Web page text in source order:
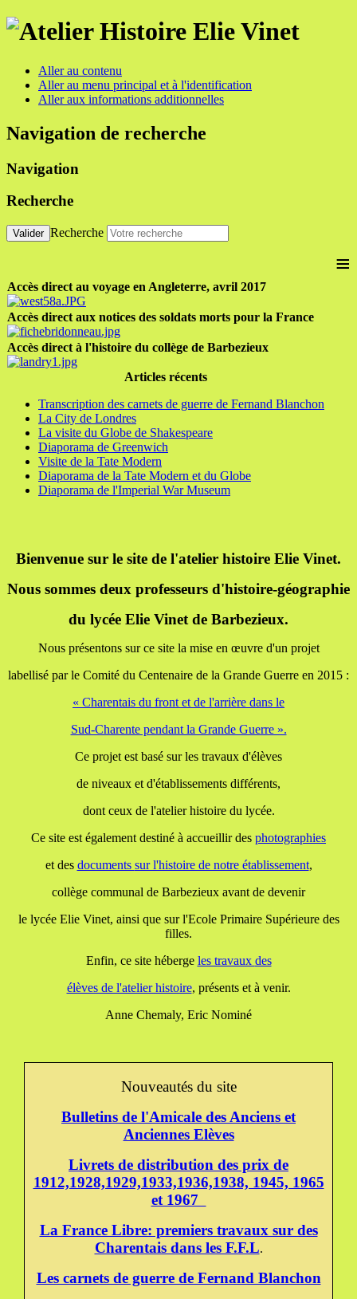
Aller au contenu
Aller au menu principal et à l'identification
Aller aux informations additionnelles
Navigation de recherche
Navigation
Recherche
Valider Recherche
≡
Accès direct au voyage en Angleterre, avril 2017
Accès direct aux notices des soldats morts pour la France
Accès direct à l'histoire du collège de Barbezieux
Articles récents
Transcription des carnets de guerre de Fernand Blanchon
La City de Londres
La visite du Globe de Shakespeare
Diaporama de Greenwich
Visite de la Tate Modern
Diaporama de la Tate Modern et du Globe
Diaporama de l'Imperial War Museum
Bienvenue sur le site de l'atelier histoire Elie Vinet.
Nous sommes deux professeurs d'histoire-géographie
du lycée Elie Vinet de Barbezieux.
Nous présentons sur ce site la mise en œuvre d'un projet
labellisé par le Comité du Centenaire de la Grande Guerre en 2015 :
« Charentais du front et de l'arrière dans le
Sud-Charente pendant la Grande Guerre ».
Ce projet est basé sur les travaux d'élèves
de niveaux et d'établissements différents,
dont ceux de l'atelier histoire du lycée.
Ce site est également destiné à accueillir des photographies
et des documents sur l'histoire de notre établissement,
collège communal de Barbezieux avant de devenir
le lycée Elie Vinet, ainsi que sur l'Ecole Primaire Supérieure des
filles.
Enfin, ce site héberge les travaux des
élèves de l'atelier histoire, présents et à venir.
Anne Chemaly, Eric Nominé
Nouveautés du site
Bulletins de l'Amicale des Anciens et
Anciennes Elèves
Livrets de distribution des prix de
1912,1928,1929,1933,1936,1938, 1945, 1965
et 1967
La France Libre: premiers travaux sur des
Charentais dans les F.F.L.
Les carnets de guerre de Fernand Blanchon